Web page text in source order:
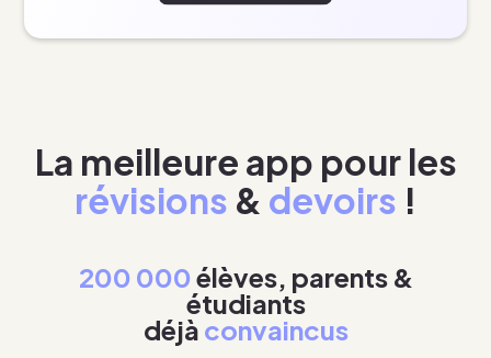
La meilleure app pour les
révisions & devoirs !
200 000élèves, parents &
étudiants
déjà convaincus